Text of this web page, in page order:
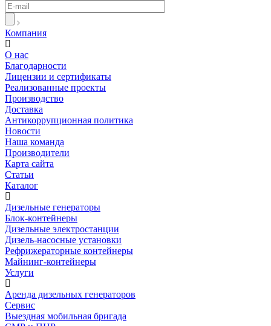
Компания
О нас
Благодарности
Лицензии и сертификаты
Реализованные проекты
Производство
Доставка
Антикоррупционная политика
Новости
Наша команда
Производители
Карта сайта
Статьи
Каталог
Дизельные генераторы
Блок-контейнеры
Дизельные электростанции
Дизель-насосные установки
Рефрижераторные контейнеры
Майнинг-контейнеры
Услуги
Аренда дизельных генераторов
Сервис
Выездная мобильная бригада